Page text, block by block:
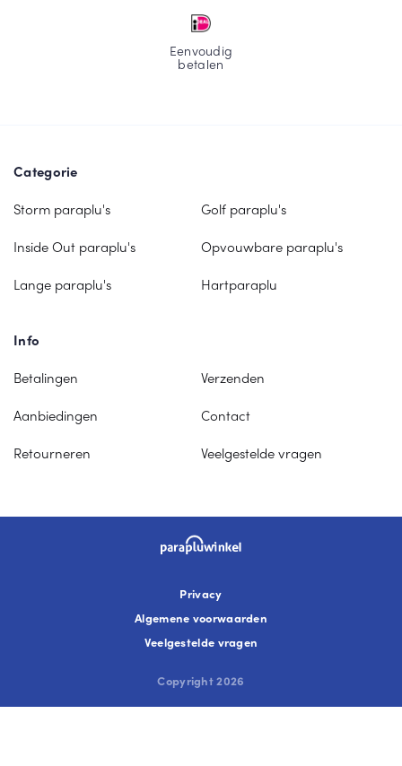
Eenvoudig
betalen
Categorie
Storm paraplu's
Golf paraplu's
Inside Out paraplu's
Opvouwbare paraplu's
Lange paraplu's
Hartparaplu
Info
Betalingen
Verzenden
Aanbiedingen
Contact
Retourneren
Veelgestelde vragen
Privacy
Algemene voorwaarden
Veelgestelde vragen
Copyright 2026